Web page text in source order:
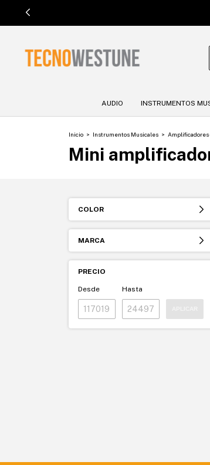
AUDIO INSTRUMENTOS
Inicio > Instrumentos Musicales >
Mini
COLOR
MARCA
PRECIO
Desde Hasta